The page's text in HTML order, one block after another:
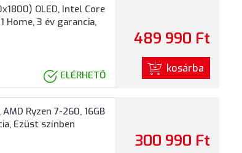
OLED, Intel Core
Home, 3 év garancia,
ELÉRHETŐ
489 990 Ft
kosárba
Ryzen 7-260, 16GB
Ezüst színben
300 990 Ft